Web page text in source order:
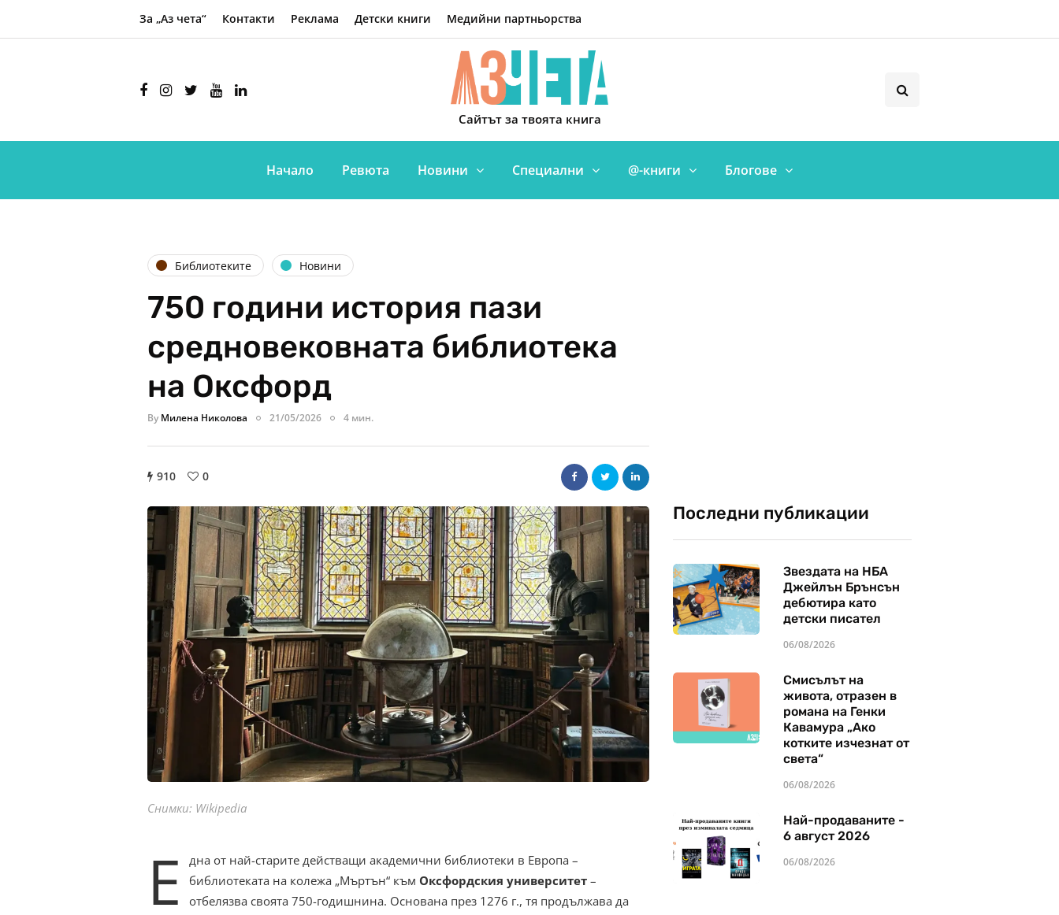
За „Аз чета“ Контакти Реклама Детски книги Медийни партньорства
Сайтът за твоята книга
Начало Ревюта Новини Специални @-книги Блогове
Библиотеките Новини
750 години история пази
средновековната библиотека
на Оксфорд
By Милена Николова 21/05/2026 4 мин.
910 0
Снимки: Wikipedia
Е
дна от най-старите действащи академични библиотеки в Европа –
библиотеката на колежа „Мъртън“ към Оксфордския университет –
отбелязва своята 750-годишнина. Основана през 1276 г., тя продължава да
Последни публикации
Звездата на НБА
Джейлън Брънсън
дебютира като
детски писател
06/08/2026
Смисълът на
живота, отразен в
романа на Генки
Кавамура „Ако
котките изчезнат от
света“
06/08/2026
Най-продаваните -
6 август 2026
06/08/2026